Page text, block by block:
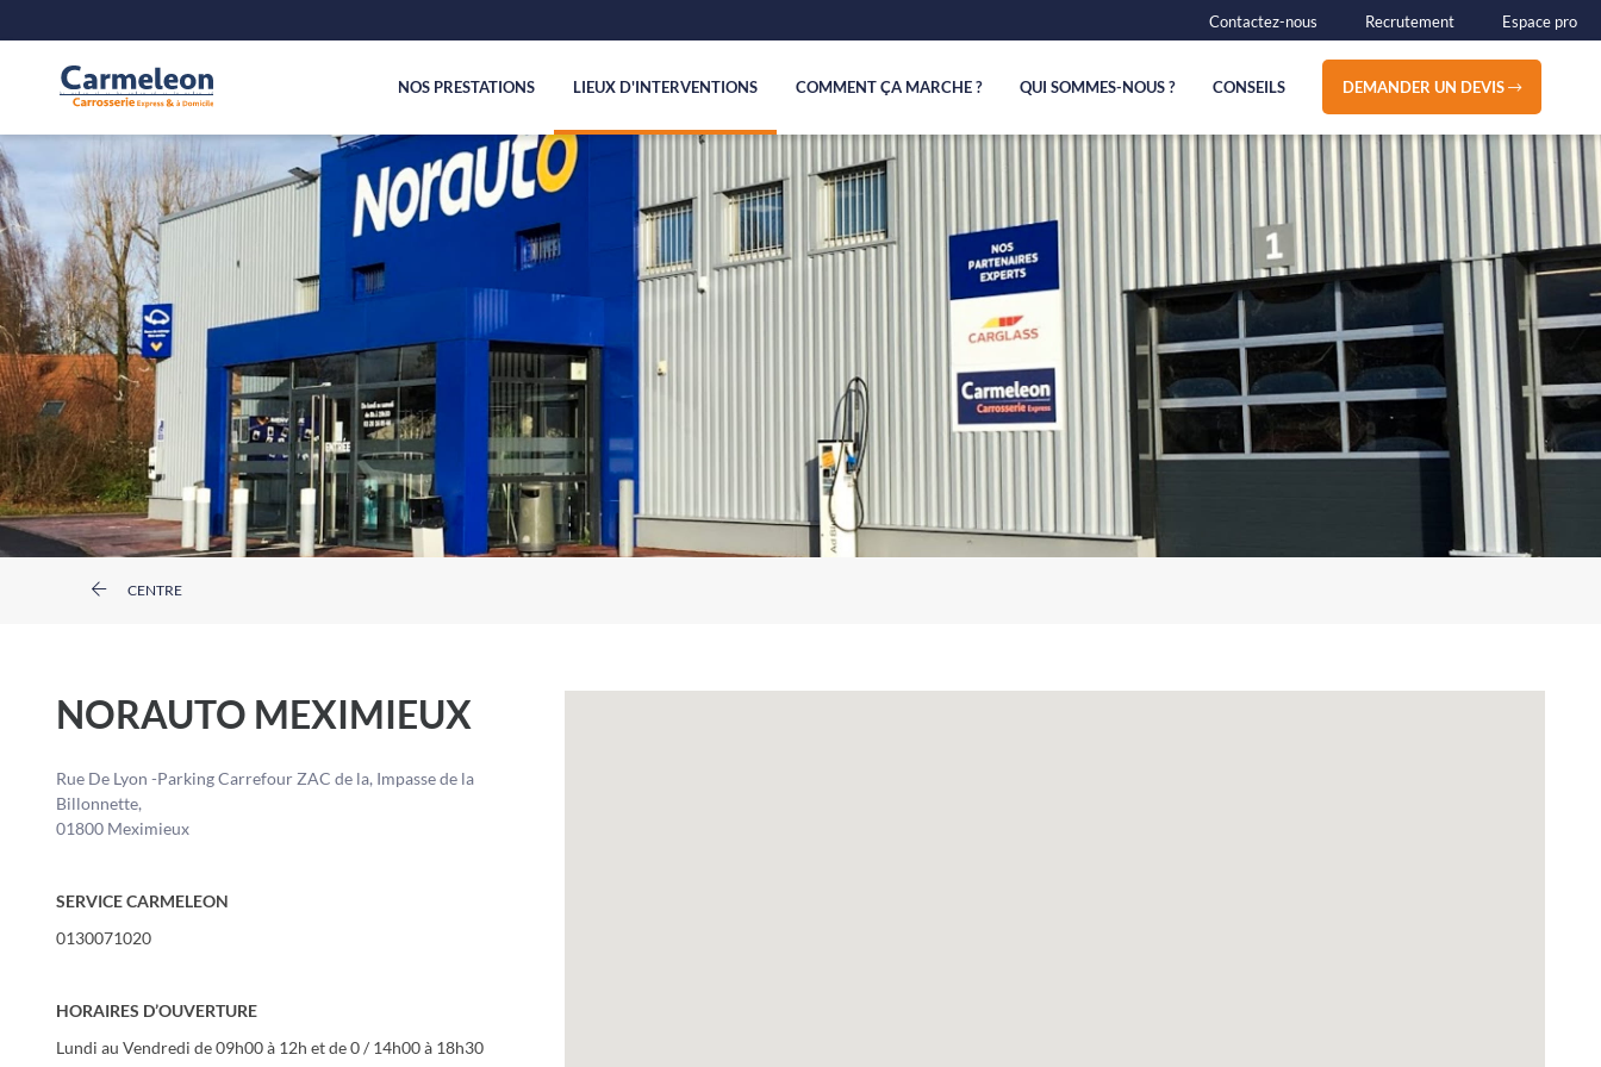
Contactez-nous Recrutement Espace pro
NOS PRESTATIONS LIEUX D'INTERVENTIONS COMMENT ÇA MARCHE ? QUI SOMMES-NOUS ? CONSEILS DEMANDER UN DEVIS
CENTRE
NORAUTO MEXIMIEUX
Rue De Lyon -Parking Carrefour ZAC de la, Impasse de la
Billonnette,
01800 Meximieux
SERVICE CARMELEON
0130071020
HORAIRES D’OUVERTURE
Lundi au Vendredi de 09h00 à 12h et de 0 / 14h00 à 18h30